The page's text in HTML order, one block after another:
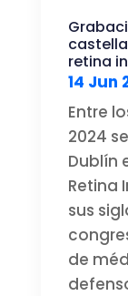
retina
14 Jun
Entre
2024
Dublín
Retina
sus
de